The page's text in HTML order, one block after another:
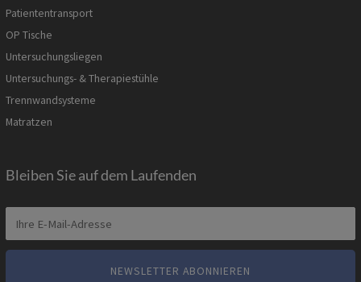
Patiententransport
OP Tische
Untersuchungsliegen
Untersuchungs- & Therapiestühle
Trennwandsysteme
Matratzen
Bleiben Sie auf dem Laufenden